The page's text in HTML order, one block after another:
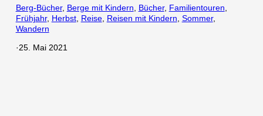
Berg-Bücher, Berge mit Kindern Bücher, Familientouren
Frühjahr, Herbst, Reise, Reisen mit Kindern Sommer
Wandern
·25. Mai 2021